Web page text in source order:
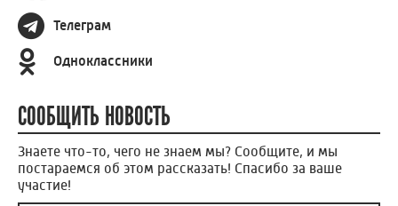
Телеграм
Одноклассники
СООБЩИТЬ НОВОСТЬ
Знаете что-то, чего не знаем мы? Сообщите, и мы
постараемся об этом рассказать! Спасибо за ваше
участие!